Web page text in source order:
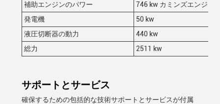
補助エンジンのパワー
746 kw カミンズエンジン
発電機
50 kw
液圧切断器の動力
440 kw
総力
2511 kw
サポートとサービス
確保するための包括的な技術サポートとサービスが付属